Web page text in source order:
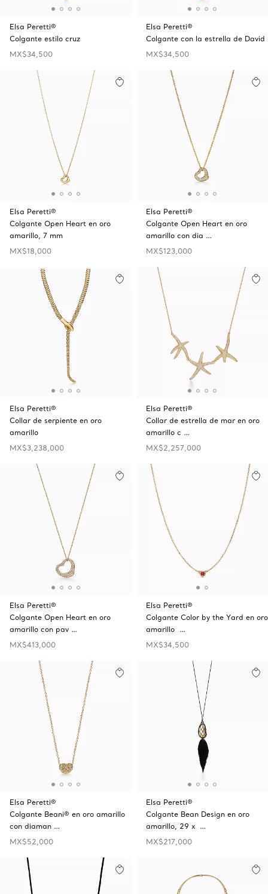
Elsa Peretti®
Colgante estilo cruz
MX$34,500
Elsa Peretti®
Colgante con la estrella de David
MX$34,500
Elsa Peretti®
Colgante Open Heart en oro
amarillo, 7 mm
MX$18,000
Elsa Peretti®
Colgante Open Heart en oro
amarillo con dia …
MX$123,000
Elsa Peretti®
Collar de serpiente en oro
amarillo
MX$3,238,000
Elsa Peretti®
Collar de estrella de mar en oro
amarillo c …
MX$2,257,000
Elsa Peretti®
Colgante Open Heart en oro
amarillo con pav …
MX$413,000
Elsa Peretti®
Colgante Color by the Yard en oro
amarillo …
MX$34,500
Elsa Peretti®
Colgante Beani® en oro amarillo
con diaman …
MX$52,000
Elsa Peretti®
Colgante Bean Design en oro
amarillo, 29 x …
MX$217,000